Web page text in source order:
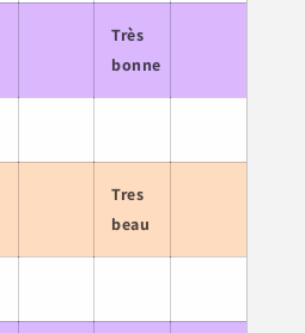
Très
bonne
Tres
beau